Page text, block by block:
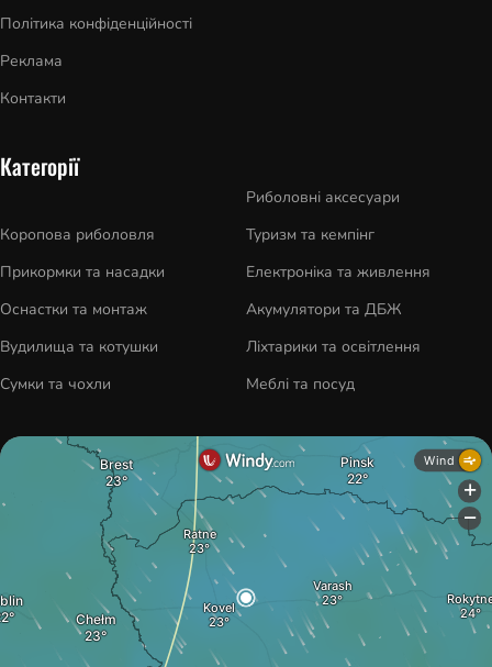
Політика конфіденційності
Реклама
Контакти
Категорії
Коропова риболовля
Прикормки та насадки
Оснастки та монтаж
Вудилища та котушки
Сумки та чохли
Риболовні аксесуари
Туризм та кемпінг
Електроніка та живлення
Акумулятори та ДБЖ
Ліхтарики та освітлення
Меблі та посуд